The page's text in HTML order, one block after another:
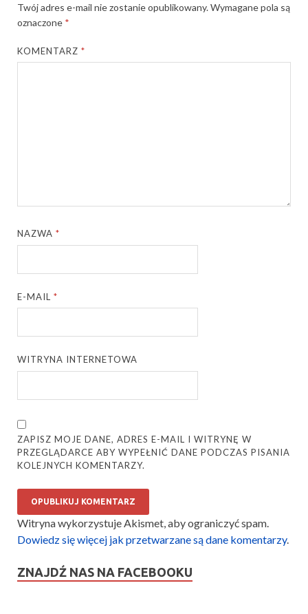
Twój adres e-mail nie zostanie opublikowany.Wymagane pola są
oznaczone *
KOMENTARZ*
NAZWA*
E-MAIL*
WITRYNA INTERNETOWA
ZAPISZ MOJE DANE, ADRES E-MAIL I WITRYNĘ W
PRZEGLĄDARCE ABY WYPEŁNIĆ DANE PODCZAS PISANIA
KOLEJNYCH KOMENTARZY.
Witryna wykorzystuje Akismet, aby ograniczyć spam.
Dowiedz się więcej jak przetwarzane są dane komentarzy.
ZNAJDŹ NAS NA FACEBOOKU